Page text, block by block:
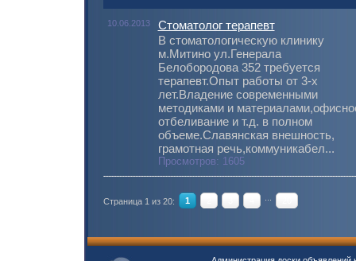
10.06.2013
Стоматолог терапевт
В cтоматологическую клинику
м.Митино ул.Генерала
Белобородова 352 требуется
терапевт.Опыт работы от 3-х
лет.Владение современными
методиками и
отбеливание и т.д. в полном
объеме.Славянская внешность,
грамотная речь,коммуникабел...
Просмотров: 1605
Страница 1 из 20: 1